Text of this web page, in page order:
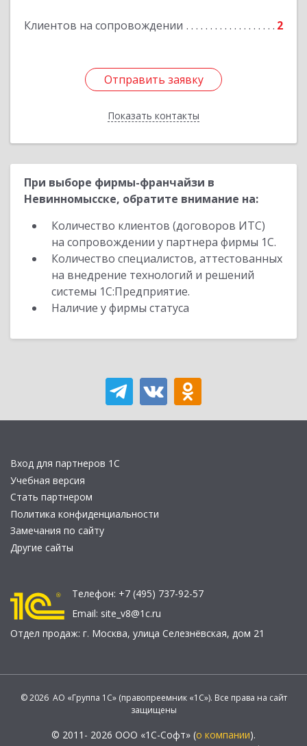
Клиентов на сопровождении 2
Отправить заявку
Показать контакты
Отправить заявку
Назад
При выборе фирмы-франчайзи в
Невинномысске, обратите внимание на:
Количество клиентов (договоров ИТС)
на сопровождении у партнера фирмы 1С.
Количество специалистов, аттестованных
на внедрение технологий и решений
системы 1С:Предприятие.
Наличие у фирмы статуса
Вход для партнеров 1С
Учебная версия
Стать партнером
Политика конфиденциальности
Замечания по сайту
Другие сайты
Телефон: +7 (495) 737-92-57
Email: site_v8@1c.ru
Отдел продаж: г. Москва, улица Селезнёвская, дом 21
© 2026 АО «Группа 1С» (правопреемник «1С»). Все права на сайт
защищены
© 2011- 2026 ООО «1С-Софт» (о компании).